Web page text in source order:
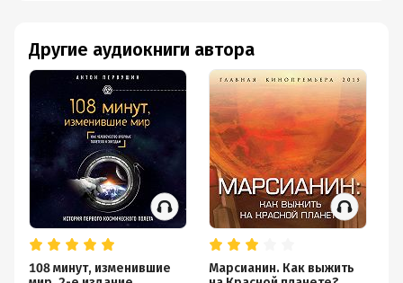
Другие аудиокниги автора
108 минут, изменившие
Марсианин. Как выжить